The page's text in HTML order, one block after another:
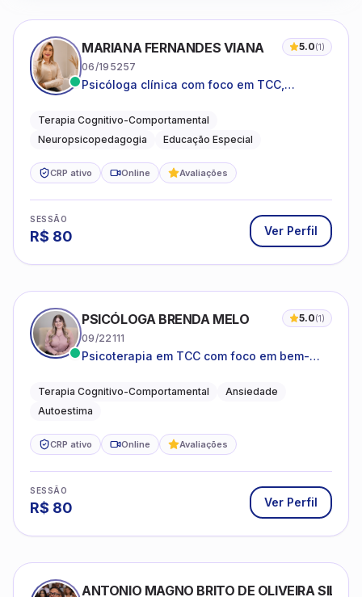
MARIANA FERNANDES VIANA 5.0(1)
06/195257
Psicóloga clínica com foco em TCC,
do neurodesenvolvimento.
Terapia Cognitivo-Comportamental
Neuropsicopedagogia
Educação Especial
CRP ativo Online Avaliações
SESSÃO
R$ 80 Ver Perfil
PSICÓLOGA BRENDA MELO 5.0(1)
09/22111
Psicoterapia em TCC com foco em bem-
o cotidiano
Terapia Cognitivo-Comportamental
Ansiedade
Autoestima
CRP ativo Online Avaliações
SESSÃO
R$ 80 Ver Perfil
ANTONIO MAGNO BRITO DE OLIVEIRA SILVA